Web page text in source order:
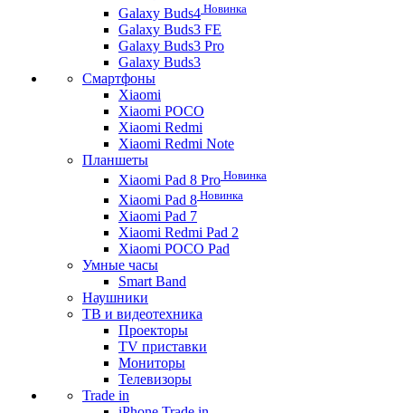
Galaxy Buds4 Новинка
Galaxy Buds3 FE
Galaxy Buds3 Pro
Galaxy Buds3
Смартфоны
Xiaomi
Xiaomi POCO
Xiaomi Redmi
Xiaomi Redmi Note
Планшеты
Xiaomi Pad 8 Pro Новинка
Xiaomi Pad 8 Новинка
Xiaomi Pad 7
Xiaomi Redmi Pad 2
Xiaomi POCO Pad
Умные часы
Smart Band
Наушники
ТВ и видеотехника
Проекторы
TV приставки
Мониторы
Телевизоры
Trade in